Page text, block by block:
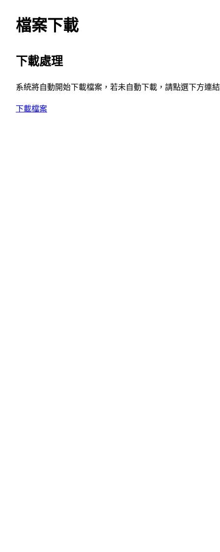
檔案下載
下載處理
系統將自動開始下載檔案，若未自動下載，請點選下方連
下載檔案